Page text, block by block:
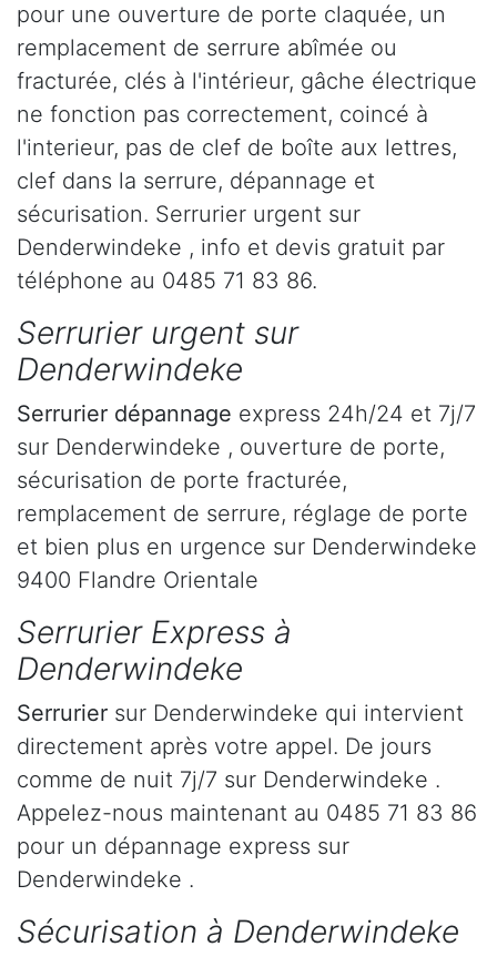
pour une ouverture de porte claquée, un
remplacement de serrure abîmée ou
fracturée, clés à l'intérieur, gâche électrique
ne fonction pas correctement, coincé à
l'interieur, pas de clef de boîte aux lettres,
clef dans la serrure, dépannage et
sécurisation. Serrurier urgent sur
Denderwindeke , info et devis gratuit par
téléphone au 0485 71 83 86.
Serrurier urgent sur
Denderwindeke
Serrurier dépannage express 24h/24 et 7j/7
sur Denderwindeke , ouverture de porte,
sécurisation de porte fracturée,
remplacement de serrure, réglage de porte
et bien plus en urgence sur Denderwindeke
9400 Flandre Orientale
Serrurier Express à
Denderwindeke
Serrurier sur Denderwindeke qui intervient
directement après votre appel. De jours
comme de nuit 7j/7 sur Denderwindeke .
Appelez-nous maintenant au 0485 71 83 86
pour un dépannage express sur
Denderwindeke .
Sécurisation à Denderwindeke